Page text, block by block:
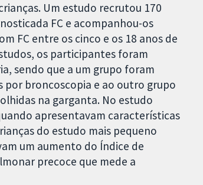
Um estudo recrutou 170
FC e acompanhou-os
FC entre os cinco e os 18 anos de
os participantes foram
sendo que a um grupo foram
broncoscopia e ao outro grupo
na garganta. No estudo
apresentavam características
do estudo mais pequeno
um aumento do Índice de
precoce que mede a